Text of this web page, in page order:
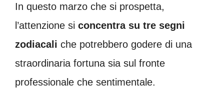
In questo marzo che si prospetta,
l’attenzione si concentra su tre segni
zodiacali che potrebbero godere di una
straordinaria fortuna sia sul fronte
professionale che sentimentale.